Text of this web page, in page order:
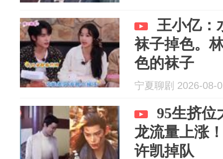
王小亿：
袜子掉色。
色的袜子
宁夏聊剧 2026-08-
95生挤位
龙流量上涨
许凯掉队